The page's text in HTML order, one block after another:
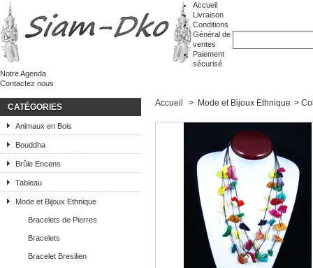
Accueil
Livraison
Conditions
Général de
ventes
Paiement
sécurisé
Notre Agenda
Contactez nous
CATÉGORIES
Animaux en Bois
Bouddha
Brûle Encens
Tableau
Mode et Bijoux Ethnique
Bracelets de Pierres
Bracelets
Bracelet Bresilien
Accueil > Mode et Bijoux Ethnique >